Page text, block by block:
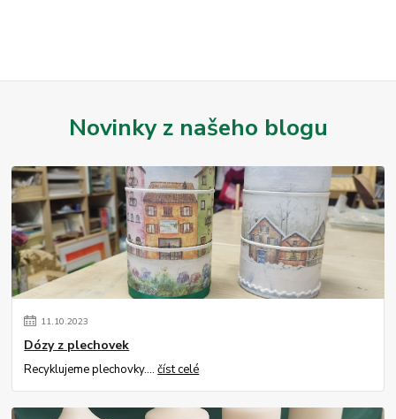
Novinky z našeho blogu
11.10.2023
Dózy z plechovek
Recyklujeme plechovky....číst celé